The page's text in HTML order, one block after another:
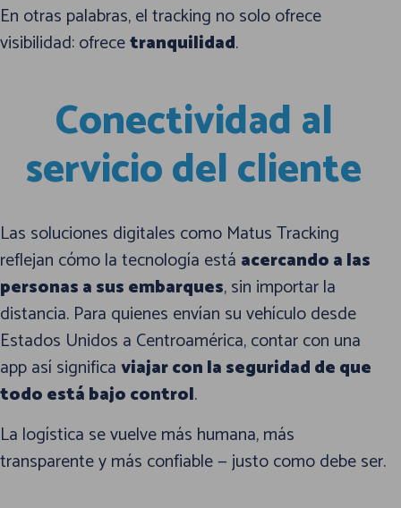
En otras palabras, el tracking no solo ofrece
visibilidad: ofrecetranquilidad.
Conectividad al
servicio del cliente
Las soluciones digitales como Matus Tracking
reflejan cómo la tecnología está acercando a las
personas a sus embarques, sin importar la
distancia. Para quienes envían su vehículo desde
Estados Unidos a Centroamérica, contar con una
app así significaviajar con la seguridad de que
todo está bajo control.
La logística se vuelve más humana, más
transparente y más confiable — justo como debe ser.